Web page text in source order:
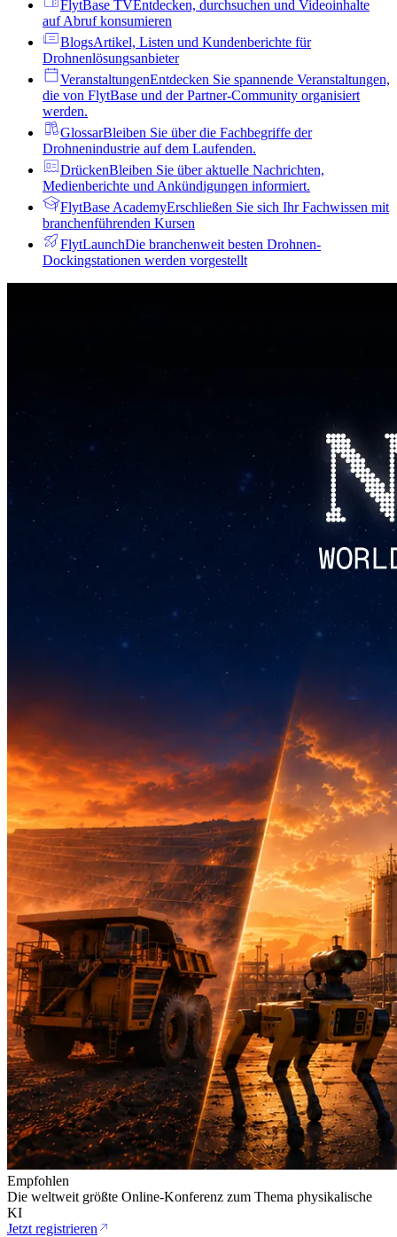
FlytBase TVEntdecken, durchsuchen und Videoinhalte
auf Abruf konsumieren
BlogsArtikel, Listen und Kundenberichte für
Drohnenlösungsanbieter
VeranstaltungenEntdecken Sie spannende Veranstaltungen,
die von FlytBase und der Partner-Community organisiert
werden.
GlossarBleiben Sie über die Fachbegriffe der
Drohnenindustrie auf dem Laufenden.
DrückenBleiben Sie über aktuelle Nachrichten,
Medienberichte und Ankündigungen informiert.
FlytBase AcademyErschließen Sie sich Ihr Fachwissen mit
branchenführenden Kursen
FlytLaunchDie branchenweit besten Drohnen-
Dockingstationen werden vorgestellt
Empfohlen
Die weltweit größte Online-Konferenz zum Thema physikalische
KI
Jetzt registrieren